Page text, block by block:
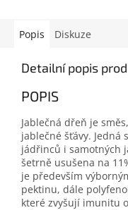
Popis Diskuze
Detailní popis
POPIS
Jablečná dřeň je
jablečné šťávy. Jedná
jádřinců i samotných
šetrně usušena na
je především
pektinu, dále
které zvyšují imunitu